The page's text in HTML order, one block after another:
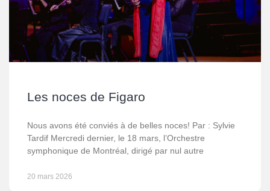
Les noces de Figaro
Nous avons été conviés à de belles noces! Par : Sylvie
Tardif Mercredi dernier, le 18 mars, l’Orchestre
symphonique de Montréal, dirigé par nul autre
20 mars 2026